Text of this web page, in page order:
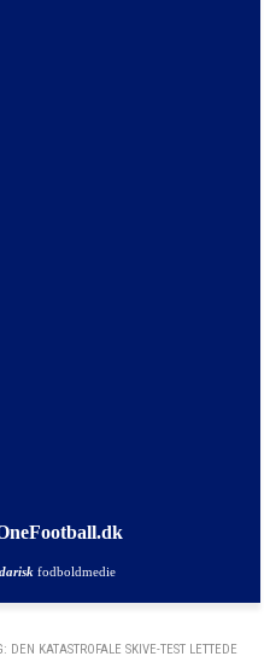
fodboldmedie
DEN KATASTROFALE SKIVE-TEST LETTEDE